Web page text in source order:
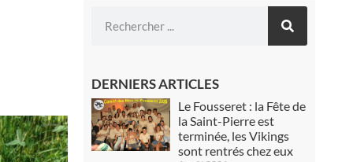
DERNIERS ARTICLES
Le Fousseret : la Fête de
la Saint-Pierre est
terminée, les Vikings
sont rentrés chez eux